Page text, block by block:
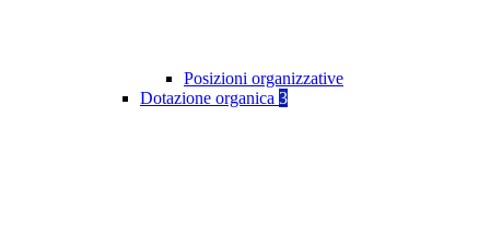
Posizioni organizzative
Dotazione organica 3